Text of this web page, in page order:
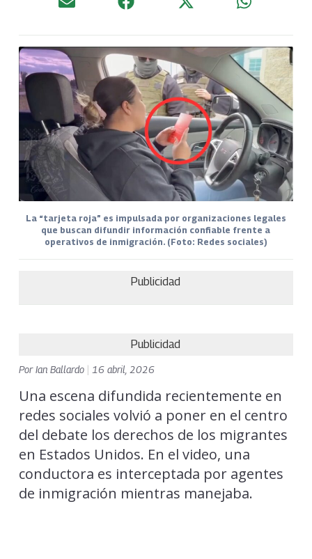
La “tarjeta roja” es impulsada por organizaciones legales
que buscan difundir información confiable frente a
operativos de inmigración. (Foto: Redes sociales)
Publicidad
Publicidad
PorIan Ballardo 16 abril, 2026
Una escena difundida recientemente en
redes sociales volvió a poner en el centro
del debate los derechos de los migrantes
en Estados Unidos. En el video, una
conductora es interceptada por agentes
de inmigración mientras manejaba.